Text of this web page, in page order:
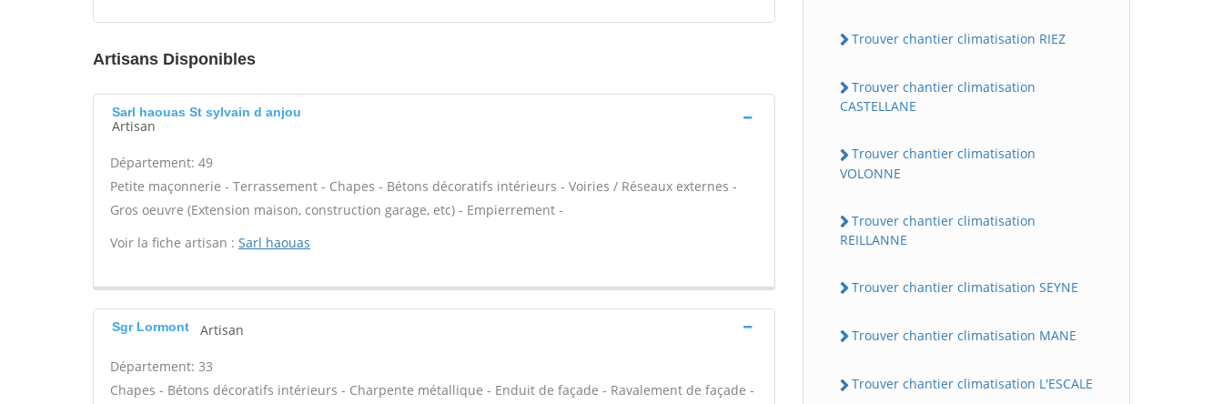
Artisans Disponibles
Sarl haouas St sylvain d anjou
Artisan
Département: 49
Petite maçonnerie - Terrassement - Chapes - Bétons décoratifs intérieurs - Voiries / Réseaux externes -
Gros oeuvre (Extension maison, construction garage, etc) - Empierrement -
Voir la fiche artisan : Sarl haouas
Sgr Lormont Artisan
Département: 33
Chapes - Bétons décoratifs intérieurs - Charpente métallique - Enduit de façade - Ravalement de façade -
Trouver chantier climatisation RIEZ
Trouver chantier climatisation
CASTELLANE
Trouver chantier climatisation
VOLONNE
Trouver chantier climatisation
REILLANNE
Trouver chantier climatisation SEYNE
Trouver chantier climatisation MANE
Trouver chantier climatisation L'ESCALE